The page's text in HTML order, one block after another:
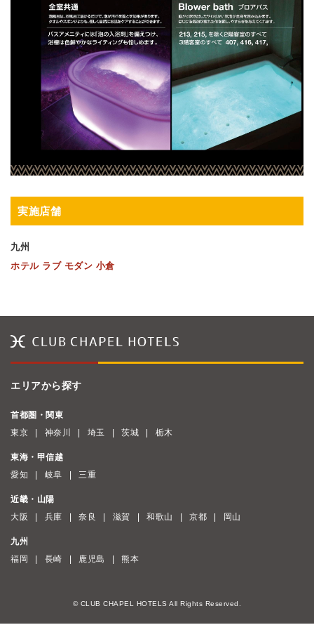
実施店舗
九州
ホテル ラブ モダン 小倉
エリアから探す
首都圏・関東
東京
神奈川 埼玉 茨城 栃木
東海・甲信越
愛知
岐阜 三重
近畿・山陽
大阪
兵庫 奈良 滋賀 和歌山 京都 岡山
九州
福岡
長崎 鹿児島 熊本
© CLUB CHAPEL HOTELS All Rights Reserved.